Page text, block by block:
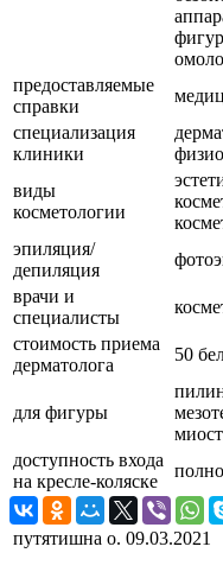
предоставляемые
справки
специализация
клиники
виды
косметологии
эпиляция/
депиляция
врачи и
специалисты
стоимость приема
дерматолога
50
для фигуры
доступность входа
на кресле-коляске
путятишна о. 09.03.2021